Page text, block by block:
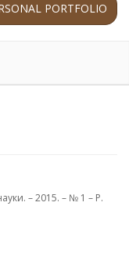
PORTFOLIO
– 2015. – № 1 – P.